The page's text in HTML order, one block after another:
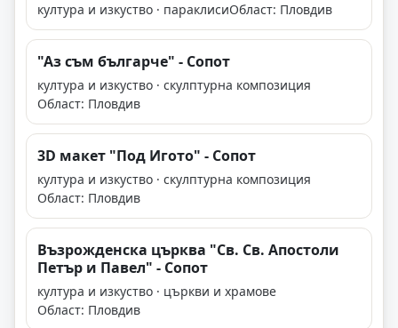
култура и изкуство · параклисиОбласт: Пловдив
"Аз съм българче" - Сопот
култура и изкуство · скулптурна композиция
Област: Пловдив
3D макет "Под Игото" - Сопот
култура и изкуство · скулптурна композиция
Област: Пловдив
Възрожденска църква "Св. Св. Апостоли
Петър и Павел" - Сопот
култура и изкуство · църкви и храмове
Област: Пловдив